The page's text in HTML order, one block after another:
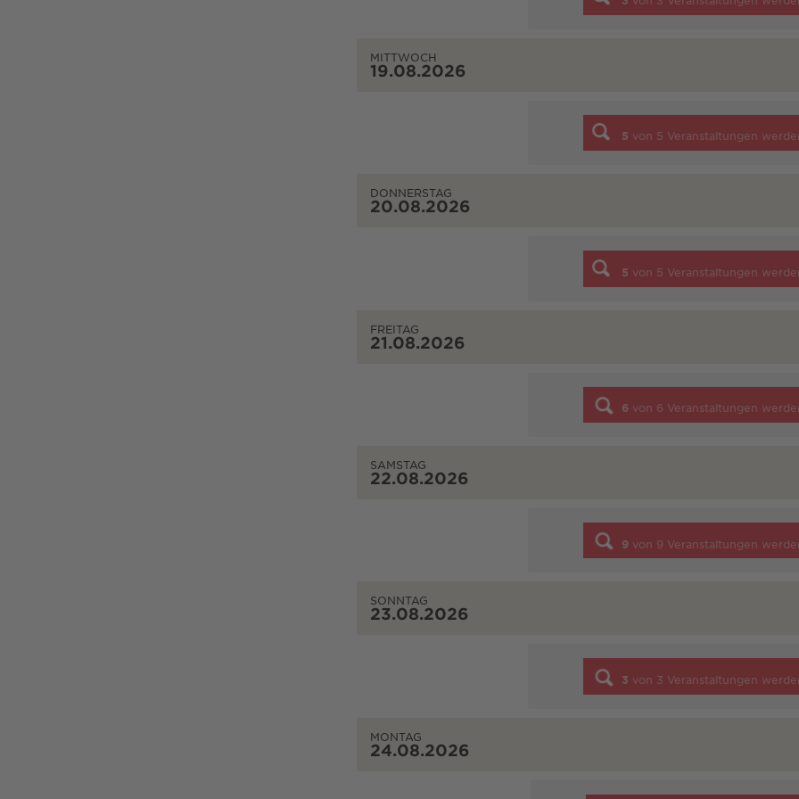
MITTWOCH
19.08.2026
5 von 5 Veranstaltungen
DONNERSTAG
20.08.2026
5 von 5 Veranstaltungen
FREITAG
21.08.2026
6 von 6 Veranstaltungen
SAMSTAG
22.08.2026
9 von 9 Veranstaltungen
SONNTAG
23.08.2026
3 von 3 Veranstaltungen
MONTAG
24.08.2026